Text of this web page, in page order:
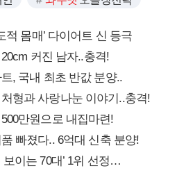
적 몸매’ 다이어트 신 등극
커진 남자..충격!
, 국내 최초 반값 분양..
형과 사랑나눈 이야기..충격!
만원으로 내집마련!
빠졌다.. 6억대 신축 분양!
보이는 70대’ 1위 선정…